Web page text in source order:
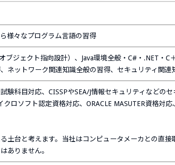
様々なプログラム言語の習得
ブジェクト指向設計）、Java環境全般・C#・.NET・C
ネットワーク関連知識全般の習得、セキュリティ関連
験科目対応、CISSPやSEA/J情報セキュリティなどの
ロソフト認定資格対応、ORACLE MASUTER資格対
土台と考えます。当社はコンピュータメーカとの直接
ありません。